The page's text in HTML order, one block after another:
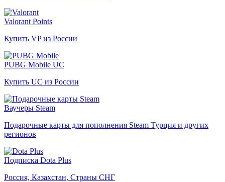
Valorant Points
Купить VP из России
PUBG Mobile UC
Купить UC из России
Ваучеры Steam
Подарочные карты для пополнения Steam Турция и других
регионов
Подписка Dota Plus
Россия, Казахстан, Страны СНГ